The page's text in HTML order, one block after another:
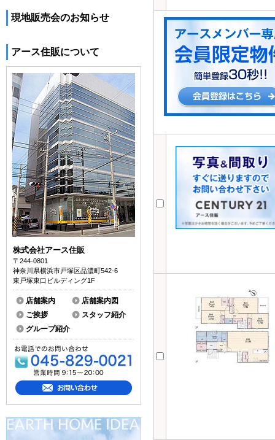
現地販売会のお知らせ
アース住販について
株式会社アース住販
〒244-0801
神奈川県横浜市戸塚区品濃町542-6
東戸塚東口ビルディング1F
店舗案内
店舗案内図
ご挨拶
スタッフ紹介
グループ紹介